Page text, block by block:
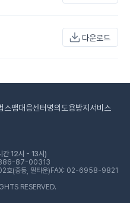
다운로드
스팸대응센터 명의도용방지서비스
12시 - 13시)
886-87-00313
호(중동, 필타운) FAX: 02-6958-9821
RESERVED.